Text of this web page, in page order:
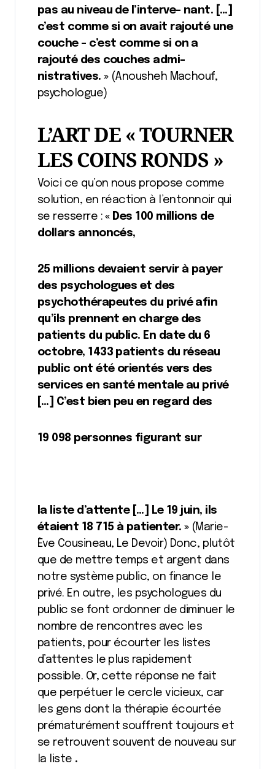
pas au niveau de l’interve- nant. […]
c’est comme si on avait rajouté une
couche – c’est comme si on a
rajouté des couches admi-
nistratives. » (Anousheh Machouf,
psychologue)
L’ART DE « TOURNER
LES COINS RONDS »
Voici ce qu’on nous propose comme
solution, en réaction à l’entonnoir qui
se resserre :« Des 100 millions de
dollars annoncés,
25 millions devaient servir à payer
des psychologues et des
psychothérapeutes du privé afin
qu’ils prennent en charge des
patients du public. En date du 6
octobre, 1433 patients du réseau
public ont été orientés vers des
services en santé mentale au privé
[…] C’est bien peu en regard des
19 098 personnes figurant sur
la liste d’attente […] Le 19 juin, ils
étaient 18 715 à patienter. » (Marie-
Ève Cousineau, Le Devoir) Donc, plutôt
que de mettre temps et argent dans
notre système public, on finance le
privé. En outre, les psychologues du
public se font ordonner de diminuer le
nombre de rencontres avec les
patients, pour écourter les listes
d’attentes le plus rapidement
possible. Or, cette réponse ne fait
que perpétuer le cercle vicieux, car
les gens dont la thérapie écourtée
prématurément souffrent toujours et
se retrouvent souvent de nouveau sur
la liste .